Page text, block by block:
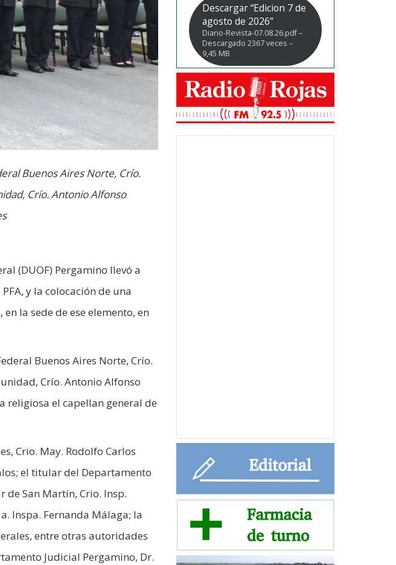
Buenos Aires Norte, Crío.
Crío. Antonio Alfonso
(DUOF) Pergamino llevó a
y la colocación de una
la sede de ese elemento, en
Buenos Aires Norte, Crío.
Crío. Antonio Alfonso
religiosa el capellan general de
Crio. May. Rodolfo Carlos
el titular del Departamento
de San Martín, Crio. Insp.
Inspa. Fernanda Málaga; la
entre otras autoridades
Judicial Pergamino, Dr.
Descargar “Edicion 7 de
agosto de 2026”
Diario-Revista-07.08.26.pdf –
Descargado 2367 veces –
9,45 MB